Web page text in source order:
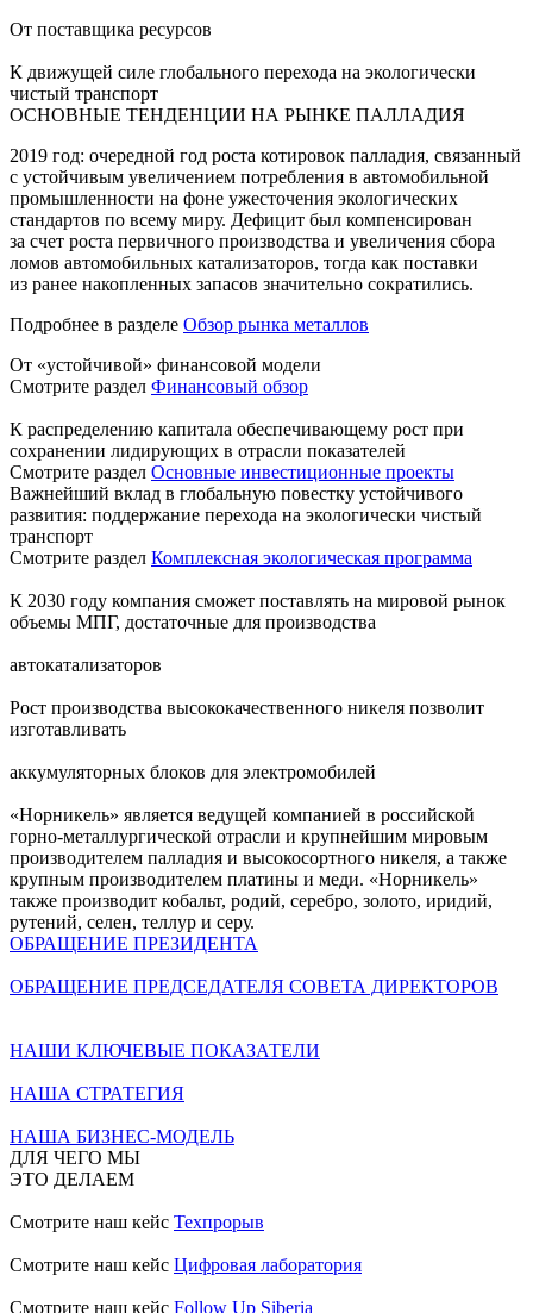
От поставщика ресурсов
К движущей силе глобального перехода на экологически
чистый транспорт
ОСНОВНЫЕ ТЕНДЕНЦИИ НА РЫНКЕ ПАЛЛАДИЯ
2019 год: очередной год роста котировок палладия, связанный
с устойчивым увеличением потребления в автомобильной
промышленности на фоне ужесточения экологических
стандартов по всему миру. Дефицит был компенсирован
за счет роста первичного производства и увеличения сбора
ломов автомобильных катализаторов, тогда как поставки
из ранее накопленных запасов значительно сократились.
Подробнее в разделе Обзор рынка металлов
От «устойчивой» финансовой модели
Смотрите раздел Финансовый обзор
К распределению капитала обеспечивающему рост при
сохранении лидирующих в отрасли показателей
Смотрите раздел Основные инвестиционные проекты
Важнейший вклад в глобальную повестку устойчивого
развития: поддержание перехода на экологически чистый
транспорт
Смотрите раздел Комплексная экологическая программа
К 2030 году компания сможет поставлять на мировой рынок
объемы МПГ, достаточные для производства
автокатализаторов
Рост производства высококачественного никеля позволит
изготавливать
аккумуляторных блоков для электромобилей
«Норникель» является ведущей компанией в российской
горно-металлургической отрасли и крупнейшим мировым
производителем палладия и высокосортного никеля, а также
крупным производителем платины и меди. «Норникель»
также производит кобальт, родий, серебро, золото, иридий,
рутений, селен, теллур и серу.
ОБРАЩЕНИЕ ПРЕЗИДЕНТА
ОБРАЩЕНИЕ ПРЕДСЕДАТЕЛЯ СОВЕТА ДИРЕКТОРОВ
НАШИ КЛЮЧЕВЫЕ ПОКАЗАТЕЛИ
НАША СТРАТЕГИЯ
НАША БИЗНЕС-МОДЕЛЬ
ДЛЯ ЧЕГО МЫ
ЭТО ДЕЛАЕМ
Смотрите наш кейс Техпрорыв
Смотрите наш кейс Цифровая лаборатория
Смотрите наш кейс Follow Up Siberia